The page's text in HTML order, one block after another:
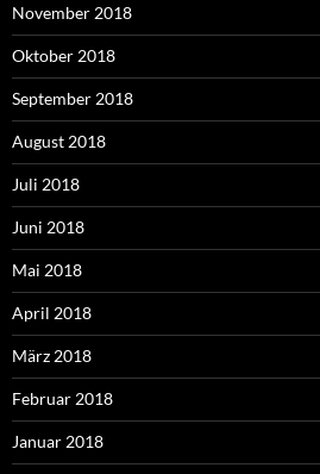
November 2018
Oktober 2018
September 2018
August 2018
Juli 2018
Juni 2018
Mai 2018
April 2018
März 2018
Februar 2018
Januar 2018